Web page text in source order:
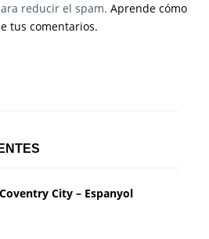
reducir el spam. Aprende cómo
tus comentarios.
City – Espanyol